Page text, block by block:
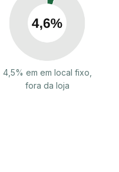
4,5% em em local fixo,
fora da loja